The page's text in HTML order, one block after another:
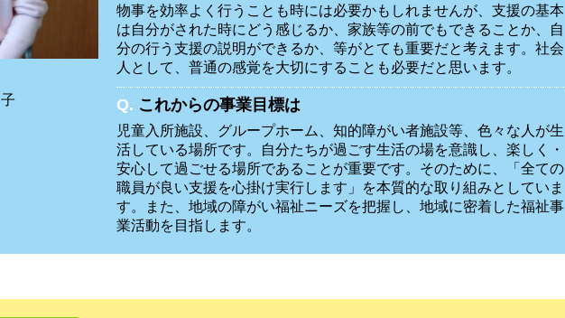
物事を効率よく行うことも時には必要かもしれませんが、支援の基本
は自分がされた時にどう感じるか、家族等の前でもできることか、自
分の行う支援の説明ができるか、等がとても重要だと考えます。社会
人として、普通の感覚を大切にすることも必要だと思います。
Q. これからの事業目標は
児童入所施設、グループホーム、知的障がい者施設等、色々な人が生
活している場所です。自分たちが過ごす生活の場を意識し、楽しく・
安心して過ごせる場所であることが重要です。そのために、「全ての
職員が良い支援を心掛け実行します」を本質的な取り組みとしていま
す。また、地域の障がい福祉ニーズを把握し、地域に密着した福祉事
業活動を目指します。